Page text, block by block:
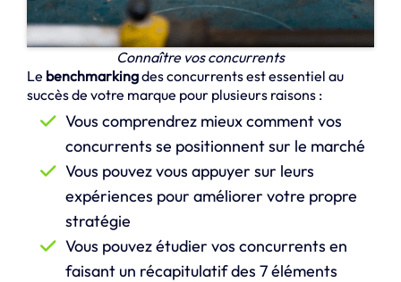
Connaître vos concurrents
Le benchmarkingdes concurrents est essentiel au
succès de votre marque pour plusieurs raisons :
Vous comprendrez mieux comment vos
concurrents se positionnent sur le marché
Vous pouvez vous appuyer sur leurs
expériences pour améliorer votre propre
stratégie
Vous pouvez étudier vos concurrents en
faisant un récapitulatif des 7 éléments